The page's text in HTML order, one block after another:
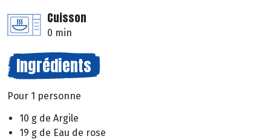
Cuisson
0 min
Ingrédients
Pour 1 personne
10 g de Argile
19 g de Eau de rose